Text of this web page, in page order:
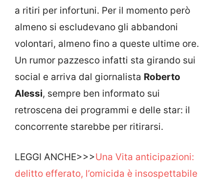
a ritiri per infortuni. Per il momento però
almeno si escludevano gli abbandoni
volontari, almeno fino a queste ultime ore.
Un rumor pazzesco infatti sta girando sui
social e arriva dal giornalista Roberto
Alessi, sempre ben informato sui
retroscena dei programmi e delle star: il
concorrente starebbe per ritirarsi.
LEGGI ANCHE>>>Una Vita anticipazioni:
delitto efferato, l’omicida è insospettabile